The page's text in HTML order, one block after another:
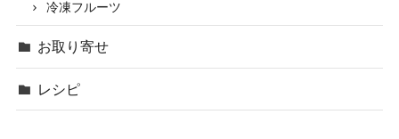
冷凍フルーツ
お取り寄せ
レシピ